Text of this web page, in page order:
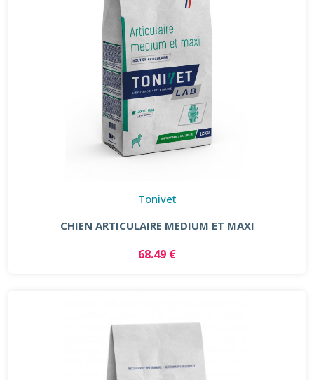
Tonivet
CHIEN ARTICULAIRE MEDIUM ET MAXI
68.49 €